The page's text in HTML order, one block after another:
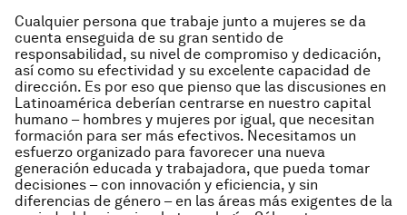
Cualquier persona que trabaje junto a mujeres se da
cuenta enseguida de su gran sentido de
responsabilidad, su nivel de compromiso y dedicación,
así como su efectividad y su excelente capacidad de
dirección. Es por eso que pienso que las discusiones en
Latinoamérica deberían centrarse en nuestro capital
humano – hombres y mujeres por igual, que necesitan
formación para ser más efectivos. Necesitamos un
esfuerzo organizado para favorecer una nueva
generación educada y trabajadora, que pueda tomar
decisiones – con innovación y eficiencia, y sin
diferencias de género – en las áreas más exigentes de la